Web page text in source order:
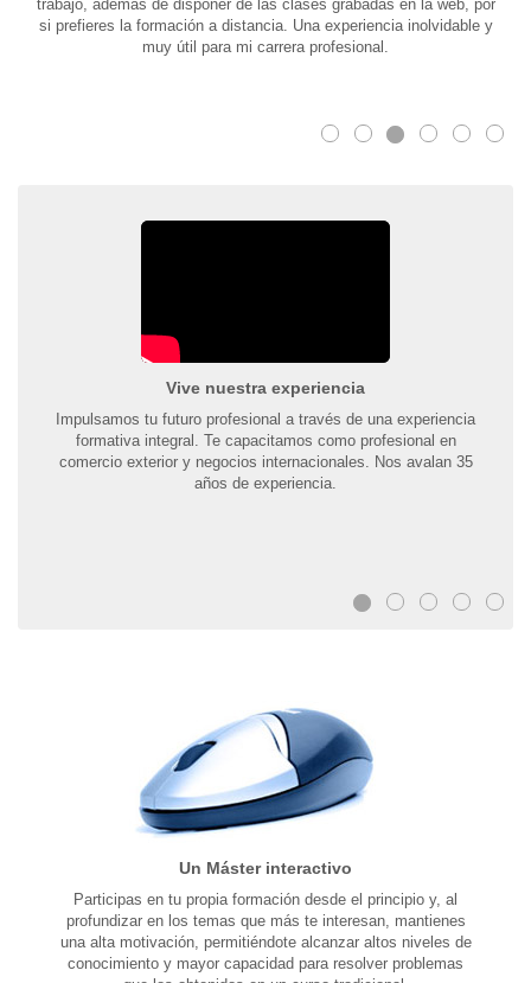
trabajo, además de disponer de las clases grabadas en la web, por
si prefieres la formación a distancia. Una experiencia inolvidable y
muy útil para mi carrera profesional.
Vive nuestra experiencia
Impulsamos tu futuro profesional a través de una experiencia
formativa integral. Te capacitamos como profesional en
comercio exterior y negocios internacionales. Nos avalan 35
años de experiencia.
Un Máster interactivo
Participas en tu propia formación desde el principio y, al
profundizar en los temas que más te interesan, mantienes
una alta motivación, permitiéndote alcanzar altos niveles de
conocimiento y mayor capacidad para resolver problemas